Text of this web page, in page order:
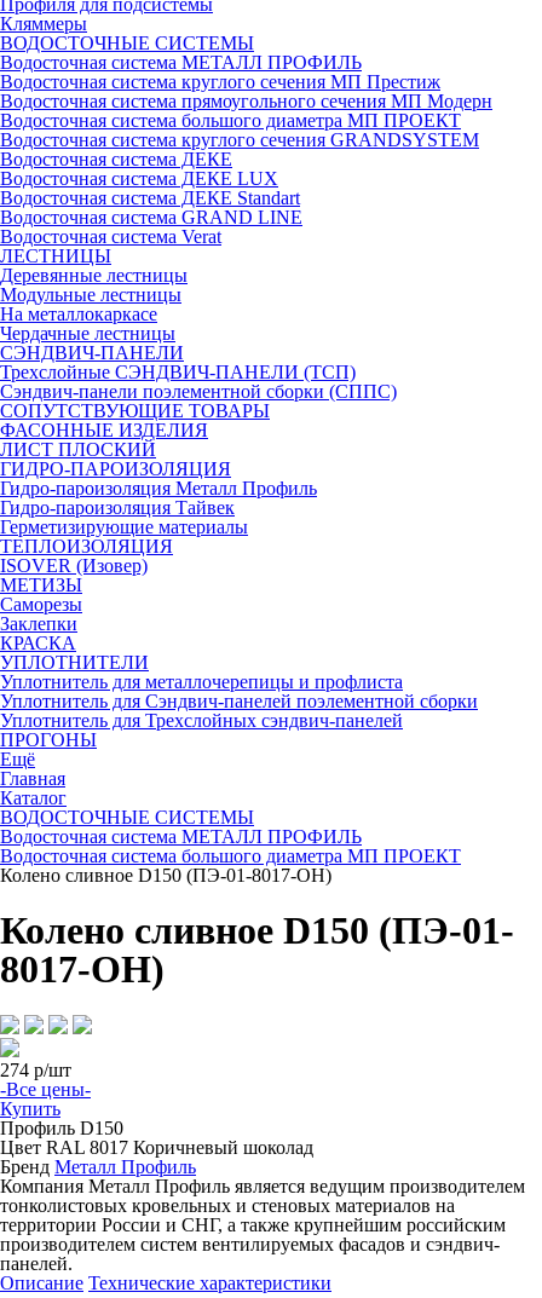
Профиля для подсистемы
Кляммеры
ВОДОСТОЧНЫЕ СИСТЕМЫ
Водосточная система МЕТАЛЛ ПРОФИЛЬ
Водосточная система круглого сечения МП Престиж
Водосточная система прямоугольного сечения МП Модерн
Водосточная система большого диаметра МП ПРОЕКТ
Водосточная система круглого сечения GRANDSYSTEM
Водосточная система ДЕКЕ
Водосточная система ДЕКЕ LUX
Водосточная система ДЕКЕ Standart
Водосточная система GRAND LINE
Водосточная система Verat
ЛЕСТНИЦЫ
Деревянные лестницы
Модульные лестницы
На металлокаркасе
Чердачные лестницы
СЭНДВИЧ-ПАНЕЛИ
Трехслойные СЭНДВИЧ-ПАНЕЛИ (ТСП)
Сэндвич-панели поэлементной сборки (СППС)
СОПУТСТВУЮЩИЕ ТОВАРЫ
ФАСОННЫЕ ИЗДЕЛИЯ
ЛИСТ ПЛОСКИЙ
ГИДРО-ПАРОИЗОЛЯЦИЯ
Гидро-пароизоляция Металл Профиль
Гидро-пароизоляция Тайвек
Герметизирующие материалы
ТЕПЛОИЗОЛЯЦИЯ
ISOVER (Изовер)
МЕТИЗЫ
Саморезы
Заклепки
КРАСКА
УПЛОТНИТЕЛИ
Уплотнитель для металлочерепицы и профлиста
Уплотнитель для Сэндвич-панелей поэлементной сборки
Уплотнитель для Трехслойных сэндвич-панелей
ПРОГОНЫ
Ещё
Главная
Каталог
ВОДОСТОЧНЫЕ СИСТЕМЫ
Водосточная система МЕТАЛЛ ПРОФИЛЬ
Водосточная система большого диаметра МП ПРОЕКТ
Колено сливное D150 (ПЭ-01-8017-ОН)
Колено сливное D150 (ПЭ-01-
8017-ОН)
274 р/шт
-Все цены-
Купить
Профиль D150
Цвет RAL 8017 Коричневый шоколад
Бренд Металл Профиль
Компания Металл Профиль является ведущим производителем
тонколистовых кровельных и стеновых материалов на
территории России и СНГ, а также крупнейшим российским
производителем систем вентилируемых фасадов и сэндвич-
панелей.
Описание Технические характеристики